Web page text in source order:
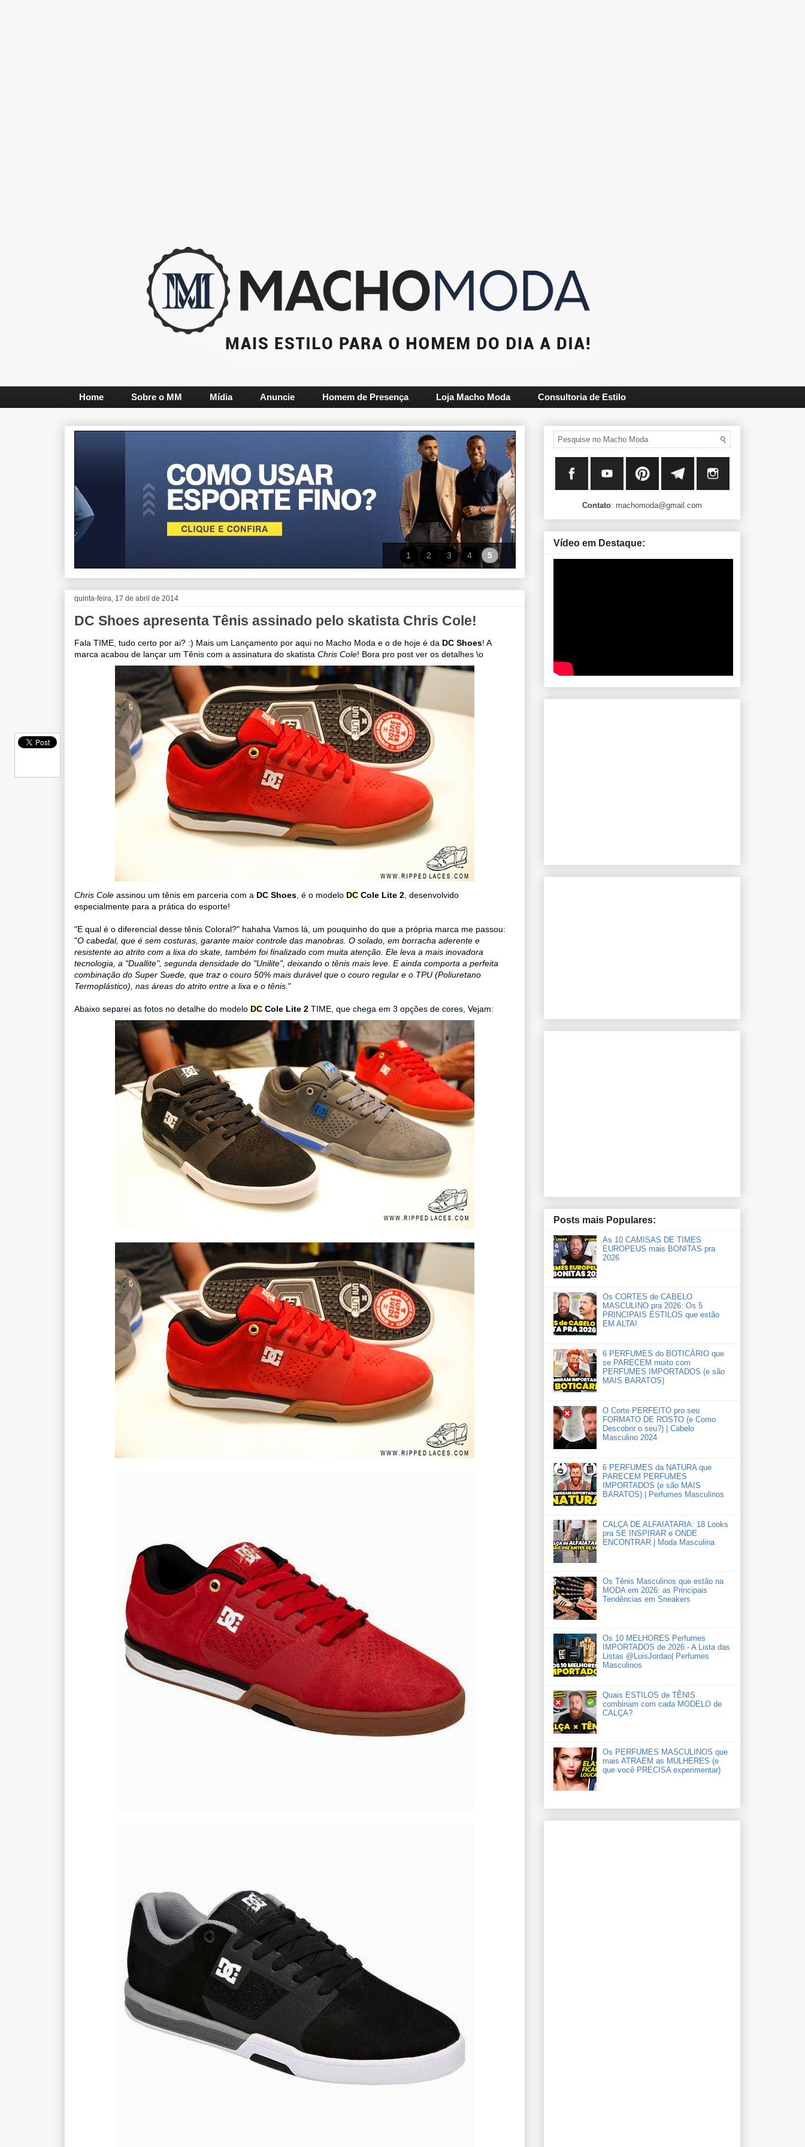
Home Sobre o MM Mídia Anuncie Homem de Presença Loja Macho Moda Consultoria de Estilo
1 2 3 4 5
quinta-feira, 17 de abril de 2014
DC Shoes apresenta Tênis assinado pelo skatista Chris Cole!
Fala TIME, tudo certo por ai? :) Mais um Lançamento por aqui no Macho Moda e o de hoje é da DC Shoes! A
marca acabou de lançar um Tênis com a assinatura do skatista Chris Cole! Bora pro post ver os detalhes \o
Chris Cole assinou um tênis em parceria com a DC Shoes , é o modelo DC Cole Lite 2 , desenvolvido
especialmente para a prática do esporte!
"E qual é o diferencial desse tênis Coloral?" hahaha Vamos lá, um pouquinho do que a própria marca me passou:
"O cabedal, que é sem costuras, garante maior controle das manobras. O solado, em borracha aderente e
resistente ao atrito com a lixa do skate, também foi finalizado com muita atenção. Ele leva a mais inovadora
tecnologia, a "Duallite", segunda densidade do "Unilite", deixando o tênis mais leve. E ainda comporta a perfeita
combinação do Super Suede, que traz o couro 50% mais durável que o couro regular e o TPU (Poliuretano
Termoplástico), nas áreas do atrito entre a lixa e o tênis. "
Abaixo separei as fotos no detalhe do modelo DC Cole Lite 2 TIME, que chega em 3 opções de cores, Vejam:
Contato: machomoda@gmail.com
Vídeo em Destaque:
Posts mais Populares:
As 10 CAMISAS DE TIMES
EUROPEUS mais BONITAS pra
2026
Os CORTES de CABELO
MASCULINO pra 2026: Os 5
PRINCIPAIS ESTILOS que estão
EM ALTA!
6 PERFUMES do BOTICÁRIO que
se PARECEM muito com
PERFUMES IMPORTADOS (e são
MAIS BARATOS)
O Corte PERFEITO pro seu
FORMATO DE ROSTO (e Como
Descobrir o seu?) | Cabelo
Masculino 2024
6 PERFUMES da NATURA que
PARECEM PERFUMES
IMPORTADOS (e são MAIS
BARATOS) | Perfumes Masculinos
CALÇA DE ALFAIATARIA: 18 Looks
pra SE INSPIRAR e ONDE
ENCONTRAR | Moda Masculina
Os Tênis Masculinos que estão na
MODA em 2026: as Principais
Tendências em Sneakers
Os 10 MELHORES Perfumes
IMPORTADOS de 2026 - A Lista das
Listas ‪‪‪@LuisJordao‬| Perfumes
Masculinos
Quais ESTILOS de TÊNIS
combinam com cada MODELO de
CALÇA?
Os PERFUMES MASCULINOS que
mais ATRAEM as MULHERES (e
que você PRECISA experimentar)